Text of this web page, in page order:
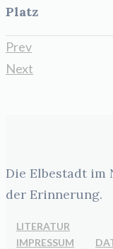
Platz
Prev
Next
Die Elbestadt im
der Erinnerung.
LITERATUR
IMPRESSUM